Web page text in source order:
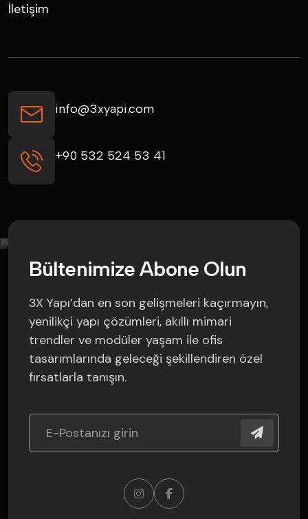
İletişim
info@3xyapi.com
+90 532 524 53 41
BültenimizeAbone Olun
3X Yapı’dan en son gelişmeleri kaçırmayın,
yenilikçi yapı çözümleri, akıllı mimari
trendler ve modüler yaşam ile ofis
tasarımlarında geleceği şekillendiren özel
fırsatlarla tanışın.